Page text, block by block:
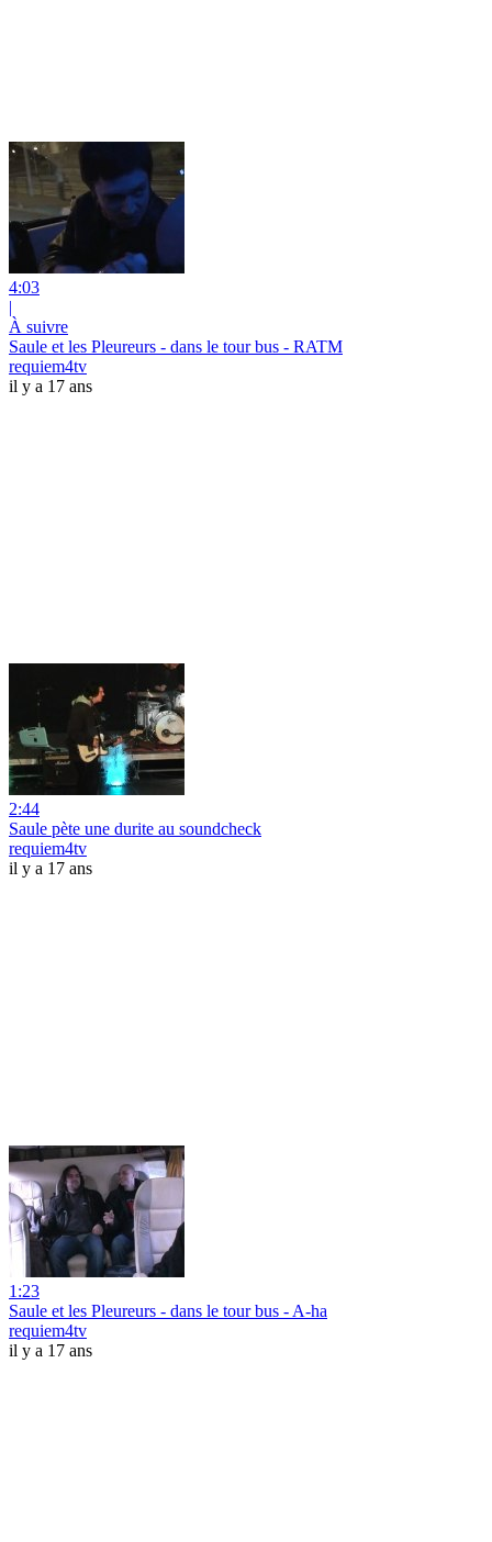
4:03
|
À suivre
Saule et les Pleureurs - dans le tour bus - RATM
requiem4tv
il y a 17 ans
2:44
Saule pète une durite au soundcheck
requiem4tv
il y a 17 ans
1:23
Saule et les Pleureurs - dans le tour bus - A-ha
requiem4tv
il y a 17 ans